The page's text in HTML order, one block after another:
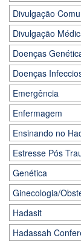
Divulgação
Divulgação
Doenças
Doenças
Emergência
Enfermagem
Ensinando no
Estresse Pós
Genética
Ginecologia/
Hadasit
Hadassah